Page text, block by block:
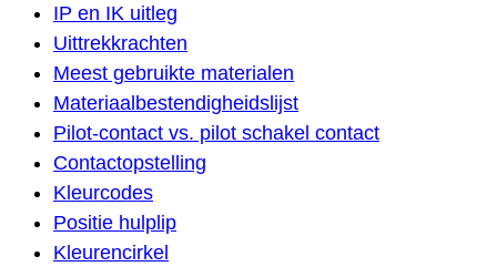
IP en IK uitleg
Uittrekkrachten
Meest gebruikte materialen
Materiaalbestendigheidslijst
Pilot-contact vs. pilot schakel contact
Contactopstelling
Kleurcodes
Positie hulplip
Kleurencirkel